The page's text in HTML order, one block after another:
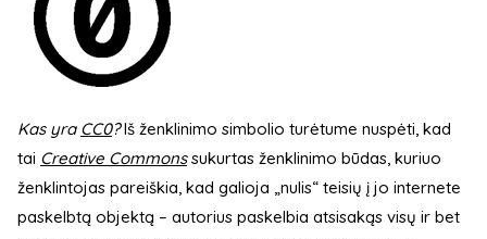
Kas yra CC0?Iš ženklinimo simbolio turėtume nuspėti, kad
tai Creative Commonssukurtas ženklinimo būdas, kuriuo
ženklintojas pareiškia, kad galioja „nulis“ teisių į jo internete
paskelbtą objektą – autorius paskelbia atsisakąs visų ir bet